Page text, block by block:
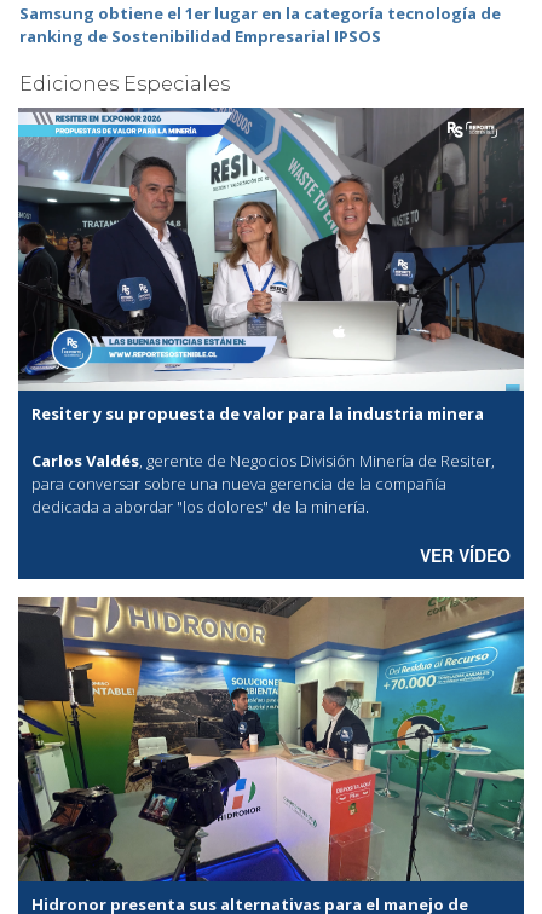
Samsung obtiene el 1er lugar en la categoría tecnología de
ranking de Sostenibilidad Empresarial IPSOS
Ediciones Especiales
Resiter y su propuesta de valor para la industria minera
Carlos Valdés, gerente de Negocios División Minería de Resiter,
para conversar sobre una nueva gerencia de la compañía
dedicada a abordar "los dolores" de la minería.
VER VÍDEO
Hidronor presenta sus alternativas para el manejo de